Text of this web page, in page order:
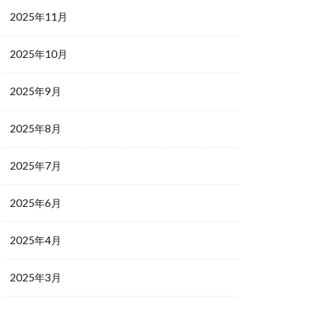
2025年11月
2025年10月
2025年9月
2025年8月
2025年7月
2025年6月
2025年4月
2025年3月